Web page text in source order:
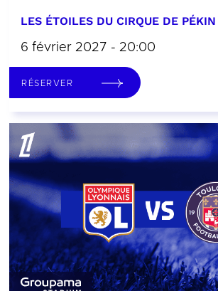
LES ÉTOILES DU CIRQUE DE
6 février 2027 - 20:00
RÉSERVER